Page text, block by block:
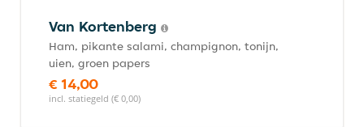
Van Kortenberg
Ham, pikante salami, champignon, tonijn,
uien, groen papers
€ 14,00
incl. statiegeld (€ 0,00)